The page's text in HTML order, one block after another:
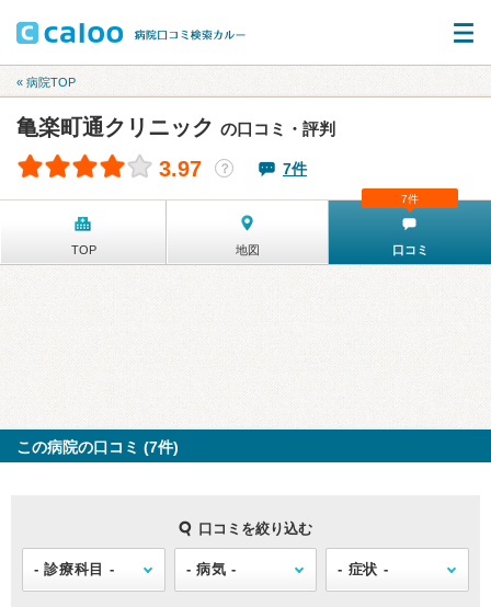
« 病院TOP
亀楽町通クリニック の口コミ・評判
3.97 ？ 7件
TOP 地図 口コミ
7件
この病院の口コミ (7件)
口コミを絞り込む